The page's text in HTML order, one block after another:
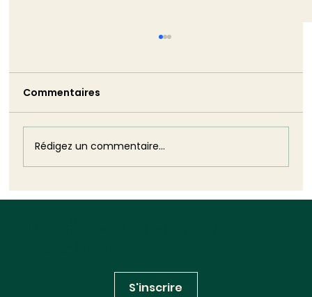
l’aurait été son silence
Monique Barbut a annoncé sa démission.
Puis elle est restée. Cette volte-face est
plus dommageable que n'aurait pu l'être
son silence : elle révèle, dans toute sa
brutalité, l'impuissance structurelle
Commentaires
Rédigez un commentaire...
S'inscrire